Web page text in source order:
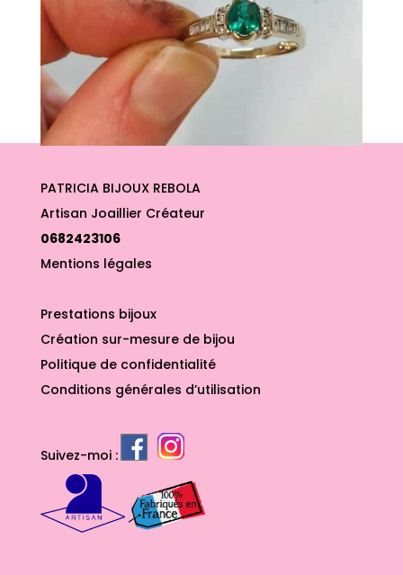
PATRICIA BIJOUX REBOLA
Artisan Joaillier Créateur
0682423106
Mentions légales
Prestations bijoux
Création sur-mesure de bijou
Politique de confidentialité
Conditions générales d’utilisation
Suivez-moi :